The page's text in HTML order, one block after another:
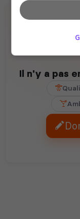
Il n'y a pas